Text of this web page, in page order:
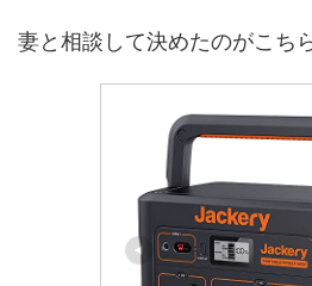
妻と相談して決めたのがこち